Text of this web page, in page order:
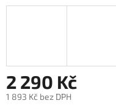
2 290 Kč
1 893 Kč bez DPH